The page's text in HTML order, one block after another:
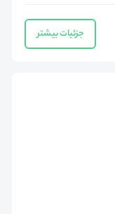
جزئیات بیشتر